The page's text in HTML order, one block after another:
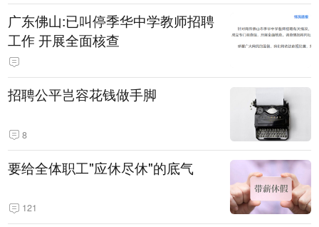
广东佛山:已叫停季华中学教师招聘
工作 开展全面核查
招聘公平岂容花钱做手脚
8
要给全体职工"应休尽休"的底气
121